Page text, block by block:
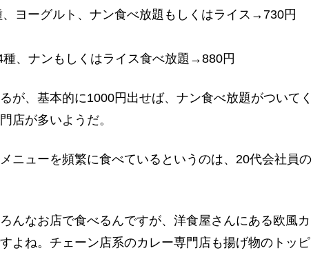
、ヨーグルト、ナン食べ放題もしくはライス→730円
種、ナンもしくはライス食べ放題→880円
が、基本的に1000円出せば、ナン食べ放題がついてく
店が多いようだ。
ニューを頻繁に食べているというのは、20代会社員の
んなお店で食べるんですが、洋食屋さんにある欧風カ
よね。チェーン店系のカレー専門店も揚げ物のトッピ